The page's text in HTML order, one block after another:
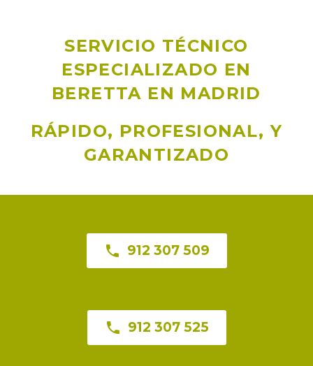
SERVICIO TÉCNICO
ESPECIALIZADO EN
BERETTA EN MADRID
RÁPIDO, PROFESIONAL, Y
GARANTIZADO
 912 307 509
 912 307 525